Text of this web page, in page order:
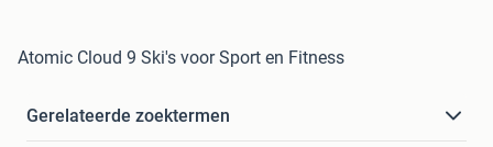
Atomic Cloud 9 Ski's voor Sport en Fitness
Gerelateerde zoektermen